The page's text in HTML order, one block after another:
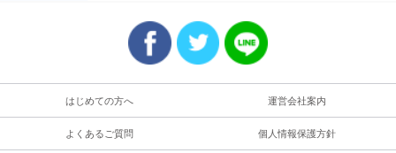
はじめての方へ 運営会社案内
よくあるご質問 個人情報保護方針